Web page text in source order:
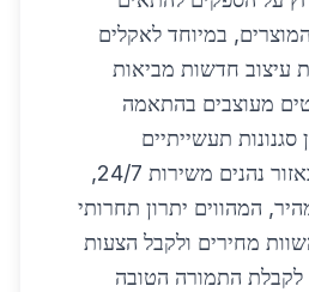
במיוחד לאקלים
עיצוב חדשות מביאות
מעוצבים בהתאמה
תעשייתיים
למודרניים. לקוחות באזור נהנים משירות 24/7,
המהווים יתרון תחרותי
מחירים ולקבל הצעות
התמורה הטובה